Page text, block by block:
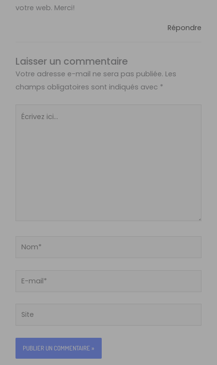
votre web. Merci!
Répondre
Laisser un commentaire
Votre adresse e-mail ne sera pas publiée. Les
champs obligatoires sont indiqués avec *
Nom*
Site